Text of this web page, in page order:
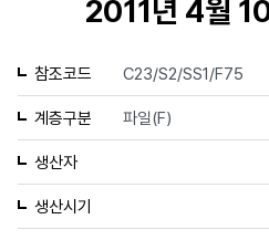
2011년 4월
참조코드 C23/S2/SS1/F75
계층구분 파일(F)
생산자
생산시기